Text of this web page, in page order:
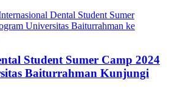
Student Sumer Camp 2024
Baiturrahman Kunjungi